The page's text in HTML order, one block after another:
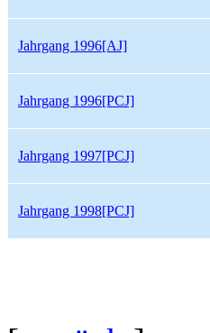
Jahrgang 1996[AJ]
Jahrgang 1996[PCJ]
Jahrgang 1997[PCJ]
Jahrgang 1998[PCJ]